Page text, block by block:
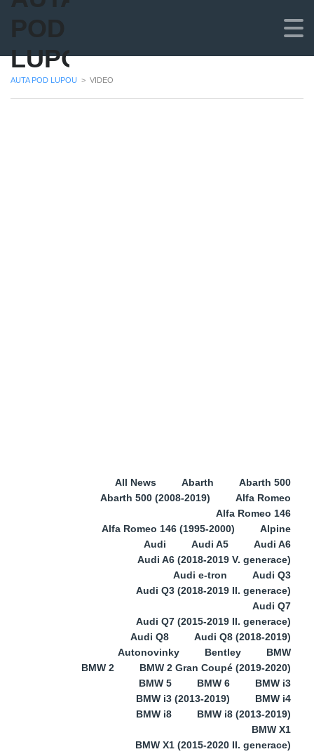
POD
LUPOU
AUTA POD LUPOU > VIDEO
All News Abarth
Abarth 500
Abarth 500 (2008-2019)
Alfa Romeo
Alfa Romeo 146
Alfa Romeo 146 (1995-2000)
Alpine
Audi
Audi A5
Audi A6
Audi A6 (2018-2019 V. generace)
Audi e-tron
Audi Q3
Audi Q3 (2018-2019 II. generace)
Audi Q7
Audi Q7 (2015-2019 II. generace)
Audi Q8
Audi Q8 (2018-2019)
Autonovinky
Bentley
BMW
BMW 2
BMW 2 Gran Coupé (2019-2020)
BMW 5
BMW 6
BMW i3
BMW i3 (2013-2019)
BMW i4
BMW i8
BMW i8 (2013-2019)
BMW X1
BMW X1 (2015-2020 II. generace)